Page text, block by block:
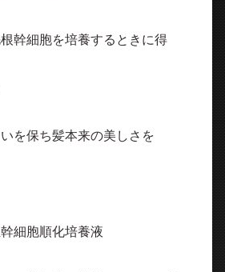
幹細胞を培養するときに得
を保ち髪本来の美しさを
細胞順化培養液